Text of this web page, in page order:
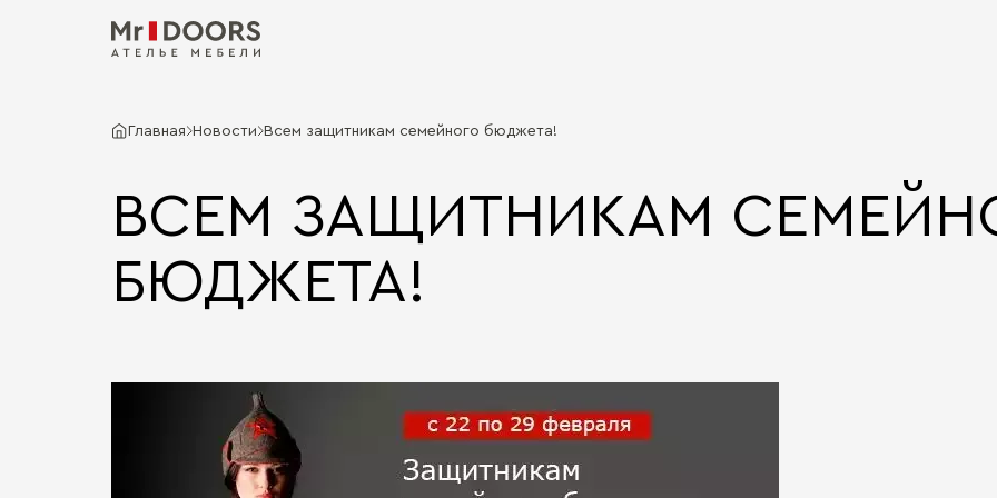
Главная Новости Всем защитникам семейного бюджета!
ВСЕМ ЗАЩИТНИКАМ
БЮДЖЕТА!